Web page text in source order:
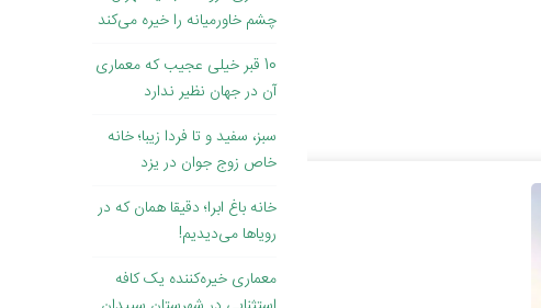
چشم خاورمیانه را خیره می‌کند
10 قبر خیلی عجیب که معماری
آن در جهان نظیر ندارد
سبز، سفید و تا فردا زیبا؛ خانه
خاص زوج جوان در یزد
خانه باغ ابرا؛ دقیقا همان که در
رویاها می‌دیدیم!
معماری خیره‌کننده یک کافه